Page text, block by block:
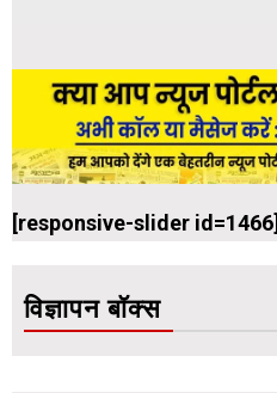
[responsive-slider id=1466]
विज्ञापन बॉक्स